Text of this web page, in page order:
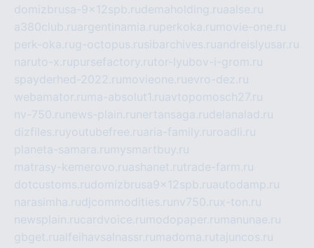
domizbrusa-9x12spb.rudemaholding.ruaalse.ru
a380club.ruargentinamia.ruperkoka.ru movie-one.ru
perk-oka.rug-octopus.rusibarchives.ruandreislyusar.ru
naruto-x.rupursefactory.rutor-lyubov-i-grom.ru
spayderhed-2022.ru movieone.ruevro-dez.ru
webamator.ru ma-absolut1.ruavtopomosch27.ru
nv-750.ru news-plain.ru nertansaga.rudelanalad.ru
dizfiles.ruyoutubefree.ruaria-family.ru roadli.ru
planeta-samara.ru mysmartbuy.ru
matrasy-kemerovo.ruashanet.rutrade-farm.ru
dotcustoms.rudomizbrusa9x12spb.ruautodamp.ru
narasimha.rudjcommodities.ru nv750.rux-ton.ru
newsplain.rucardvoice.ru modopaper.ru manunae.ru
gbget.rualfeihavsalnassr.ru madoma.rutajuncos.ru